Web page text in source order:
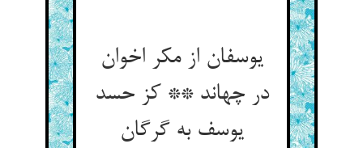
یوسفان از مکر اخوان
در چه‏اند ** کز حسد
یوسف به گرگان